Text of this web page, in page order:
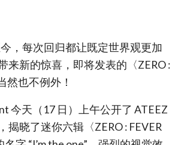
，每次回归都让既定世界观更加
来新的惊喜，即将发表的〈ZERO :
然也不例外！
今天（17 日）上午公开了 ATEEZ
揭晓了迷你六辑〈ZERO : FEVER